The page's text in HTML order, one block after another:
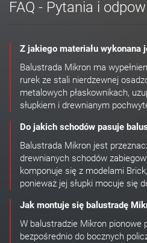
FAQ - Pytania i
Z jakiego materiału wykonana
Balustrada Mikron ma
rurek ze stali nierdzewnej
metalowych płaskownikach,
słupkiem i drewnianym
Do jakich schodów pasuje
Balustrada Mikron jest
drewnianych schodów
komponuje się z modelami
ponieważ jej słupki mocuje się
Jak montuje się balustradę
W balustradzie Mikron pionowe
bezpośrednio do bocznych